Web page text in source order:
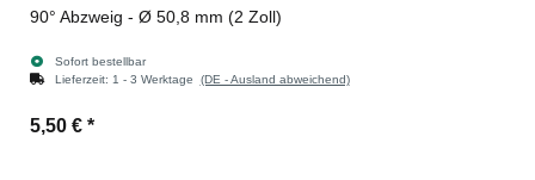
90° Abzweig - Ø 50,8 mm (2 Zoll)
Sofort bestellbar
Lieferzeit: 1 - 3 Werktage (DE - Ausland abweichend)
5,50 € *